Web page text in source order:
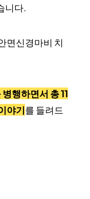
니다.
면신경마비 치
행하면서 총 11
야기를 들려드